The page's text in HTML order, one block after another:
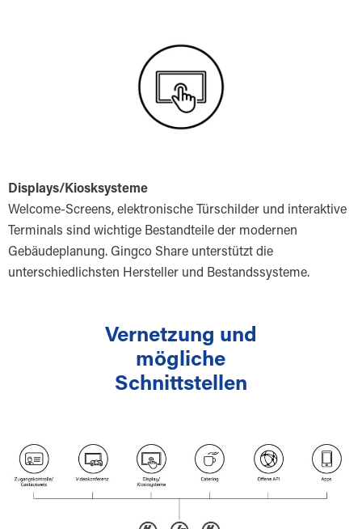
Displays/Kiosksysteme
Welcome-Screens, elektronische Türschilder und interaktive
Terminals sind wichtige Bestandteile der modernen
Gebäudeplanung. Gingco Share unterstützt die
unterschiedlichsten Hersteller und Bestandssysteme.
Vernetzung und
mögliche
Schnittstellen